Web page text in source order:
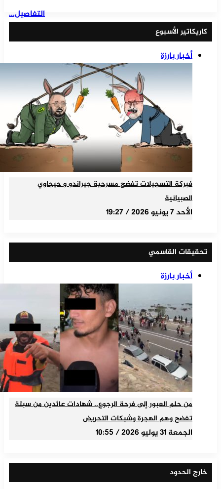
التفاصيل...
كاريكاتير الأسبوع
أخبار بارزة
فبركة التسجيلات تفضح مسرحية جيراندو و حيجاوي
الصبيانية
الأحد 7 يونيو 2026 / 19:27
تحقيقات القاسمي
أخبار بارزة
من حلم العبور إلى فرحة الرجوع.. شهادات عائدين من سبتة
تفضح وهم الهجرة وشبكات التحريض
الجمعة 31 يوليو 2026 / 10:55
خارج الحدود